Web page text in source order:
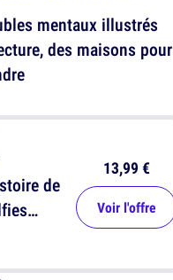
mentaux illustrés
des maisons pour
de
13,99 €
Voir l'offre